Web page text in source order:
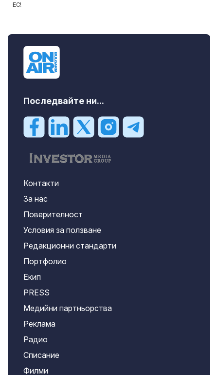
Последвайте ни...
Контакти
За нас
Поверителност
Условия за ползване
Редакционни стандарти
Портфолио
Екип
PRESS
Медийни партньорства
Реклама
Радио
Списание
Филми